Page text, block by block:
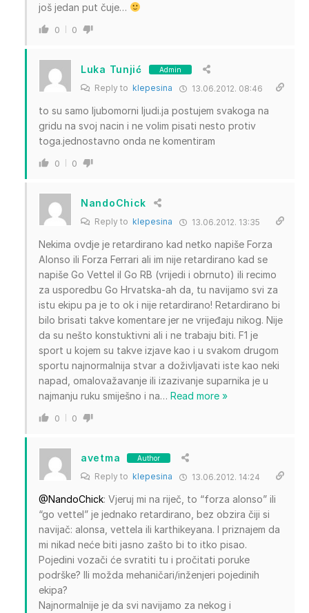
još jedan put čuje…
0 0
Luka Tunjić Admin
Reply to klepesina 13.06.2012. 08:46
to su samo ljubomorni ljudi.ja postujem svakoga na
gridu na svoj nacin i ne volim pisati nesto protiv
toga.jednostavno onda ne komentiram
0 0
NandoChick
Reply to klepesina 13.06.2012. 13:35
Nekima ovdje je retardirano kad netko napiše Forza
Alonso ili Forza Ferrari ali im nije retardirano kad se
napiše Go Vettel il Go RB (vrijedi i obrnuto) ili recimo
za usporedbu Go Hrvatska-ah da, tu navijamo svi za
istu ekipu pa je to ok i nije retardirano! Retardirano bi
bilo brisati takve komentare jer ne vrijeđaju nikog. Nije
da su nešto konstuktivni ali i ne trabaju biti. F1 je
sport u kojem su takve izjave kao i u svakom drugom
sportu najnormalnija stvar a doživljavati iste kao neki
napad, omalovažavanje ili izazivanje suparnika je u
najmanju ruku smiješno i na… Read more »
0 0
avetma Author
Reply to klepesina 13.06.2012. 14:24
@NandoChick: Vjeruj mi na riječ, to “forza alonso” ili
“go vettel” je jednako retardirano, bez obzira čiji si
navijač: alonsa, vettela ili karthikeyana. I priznajem da
mi nikad neće biti jasno zašto bi to itko pisao.
Pojedini vozači će svratiti tu i pročitati poruke
podrške? Ili možda mehaničari/inženjeri pojedinih
ekipa?
Najnormalnije je da svi navijamo za nekog i